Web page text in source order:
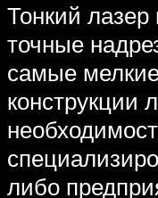
Тонкий лазер
точные
самые
конструкции
либо